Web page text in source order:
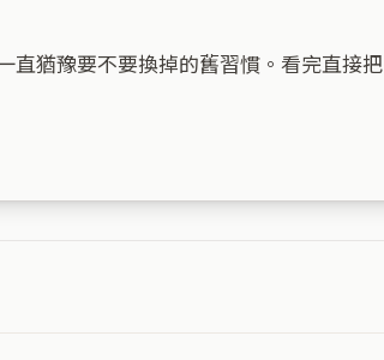
直猶豫要不要換掉的舊習慣。看完直接把